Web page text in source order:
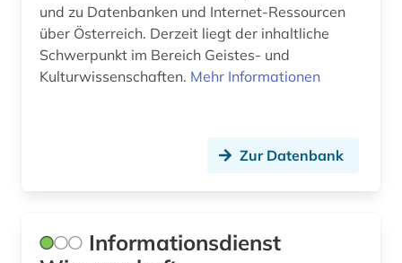
bildungswesen (1)
bio-basierte kunststoffe (1)
boden (1)
Osteuropa (2)
Ostmitteleuropa (1)
Polen (1)
Rumänien (1)
Russland, Sowjetunion (2)
und zu Datenbanken und Internet-Ressourcen
über Österreich. Derzeit liegt der inhaltliche
Schwerpunkt im Bereich Geistes- und
Kulturwissenschaften. Mehr Informationen
Zur Datenbank
Informationsdienst